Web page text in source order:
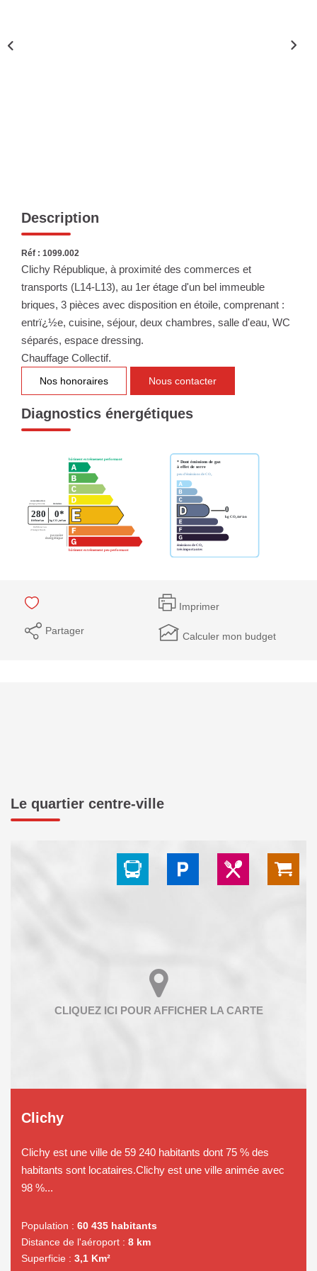
Description
Réf : 1099.002
Clichy République, à proximité des commerces et
transports (L14-L13), au 1er étage d'un bel immeuble
briques, 3 pièces avec disposition en étoile, comprenant :
entrï¿½e, cuisine, séjour, deux chambres, salle d'eau, WC
séparés, espace dressing.
Chauffage Collectif.
Nos honoraires Nous contacter
Diagnostics énergétiques
Imprimer
Partager Calculer mon budget
Le quartier centre-ville
Clichy
Clichy est une ville de 59 240 habitants dont 75 % des
habitants sont locataires.Clichy est une ville animée avec
98 %...
Population : 60 435 habitants
Distance de l'aéroport : 8 km
Superficie : 3,1 Km²